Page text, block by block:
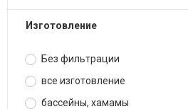
изготовление
Без фильтрации
все изготовление
бассейны, хамамы